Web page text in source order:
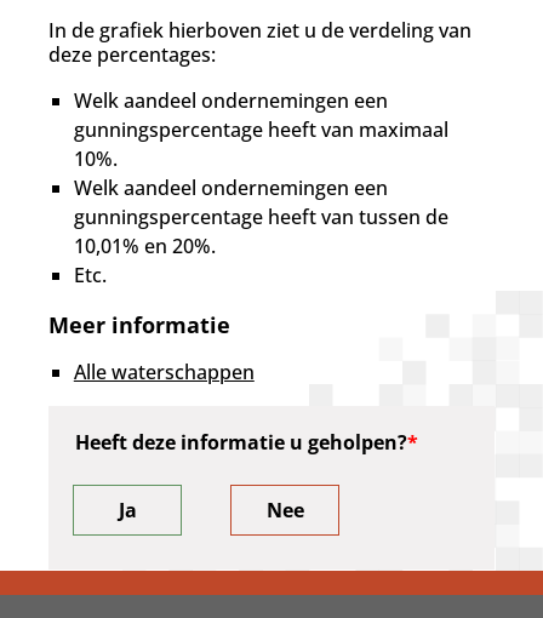
In de grafiek hierboven ziet u de verdeling van
deze percentages:
Welk aandeel ondernemingen een
gunningspercentage heeft van maximaal
10%.
Welk aandeel ondernemingen een
gunningspercentage heeft van tussen de
10,01% en 20%.
Etc.
Meer informatie
Alle waterschappen
Heeft deze informatie u geholpen?
Ja Nee